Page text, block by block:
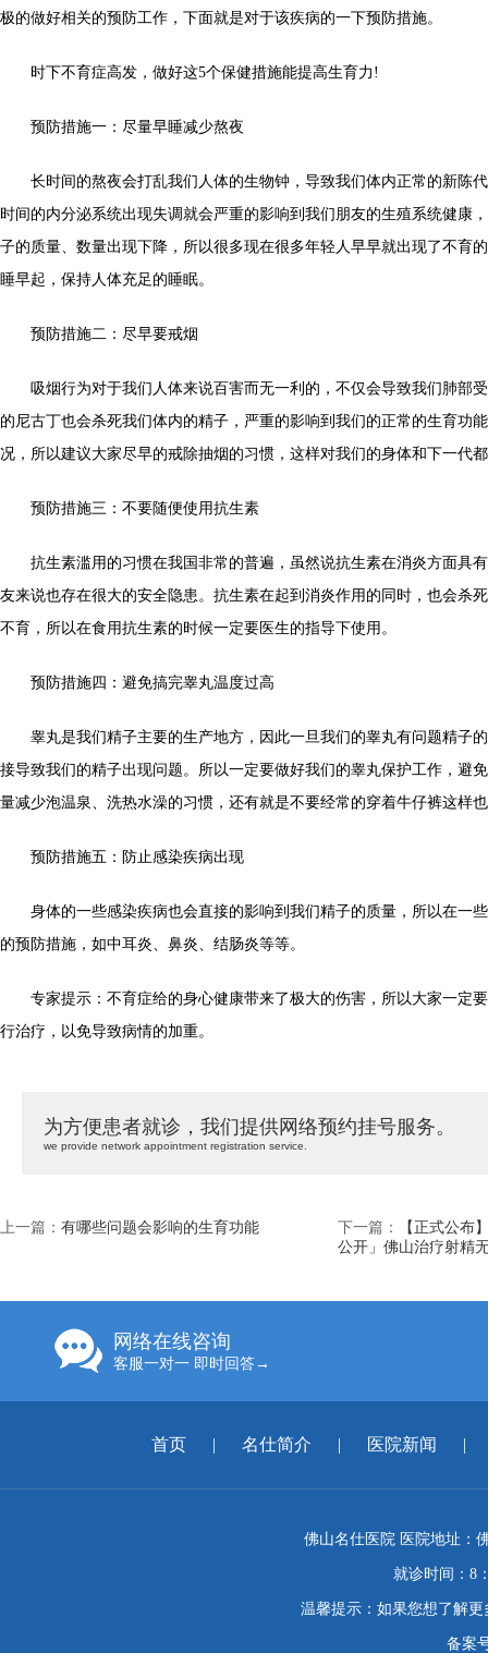
极的做好相关的预防工作，下面就是对于该疾病的一下预防措施。
时下不育症高发，做好这5个保健措施能提高生育力!
预防措施一：尽量早睡减少熬夜
长时间的熬夜会打乱我们人体的生物钟，导致我们体内正常的新陈
时间的内分泌系统出现失调就会严重的影响到我们朋友的生殖系统健康
子的质量、数量出现下降，所以很多现在很多年轻人早早就出现了不育
睡早起，保持人体充足的睡眠。
预防措施二：尽早要戒烟
吸烟行为对于我们人体来说百害而无一利的，不仅会导致我们肺部
的尼古丁也会杀死我们体内的精子，严重的影响到我们的正常的生育功
况，所以建议大家尽早的戒除抽烟的习惯，这样对我们的身体和下一代
预防措施三：不要随便使用抗生素
抗生素滥用的习惯在我国非常的普遍，虽然说抗生素在消炎方面具
友来说也存在很大的安全隐患。抗生素在起到消炎作用的同时，也会杀
不育，所以在食用抗生素的时候一定要医生的指导下使用。
预防措施四：避免搞完睾丸温度过高
睾丸是我们精子主要的生产地方，因此一旦我们的睾丸有问题精子
接导致我们的精子出现问题。所以一定要做好我们的睾丸保护工作，避
量减少泡温泉、洗热水澡的习惯，还有就是不要经常的穿着牛仔裤这样
预防措施五：防止感染疾病出现
身体的一些感染疾病也会直接的影响到我们精子的质量，所以在一
的预防措施，如中耳炎、鼻炎、结肠炎等等。
专家提示：不育症给的身心健康带来了极大的伤害，所以大家一定
行治疗，以免导致病情的加重。
为方便患者就诊，我们提供网络预约挂号服务。
we provide network appointment registration service.
上一篇： 有哪些问题会影响的生育功能 下一篇：
【正式公布
公开」佛山治疗射精
网络在线咨询
客服一对一 即时回答→
首页 | 名仕简介 | 医院新闻 |
佛山名仕医院 医院地址：
就诊时间：8
温馨提示：如果您想了解
备案